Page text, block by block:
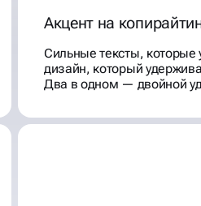
Акцент на
Сильные тексты,
дизайн, который
Два в одном — двойной